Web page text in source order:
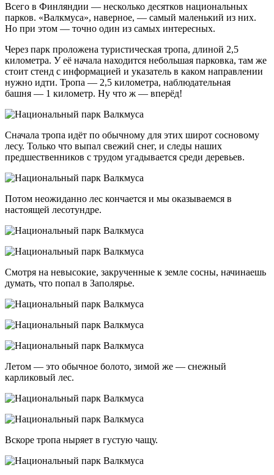
Всего в Финляндии — несколько десятков национальных
парков. «Валкмуса», наверное, — самый маленький из них.
Но при этом — точно один из самых интересных.
Через парк проложена туристическая тропа, длиной 2,5
километра. У её начала находится небольшая парковка, там же
стоит стенд с информацией и указатель в каком направлении
нужно идти. Тропа — 2,5 километра, наблюдательная
башня — 1 километр. Ну что ж — вперёд!
Сначала тропа идёт по обычному для этих широт сосновому
лесу. Только что выпал свежий снег, и следы наших
предшественников с трудом угадывается среди деревьев.
Потом неожиданно лес кончается и мы оказываемся в
настоящей лесотундре.
Смотря на невысокие, закрученные к земле сосны, начинаешь
думать, что попал в Заполярье.
Летом — это обычное болото, зимой же — снежный
карликовый лес.
Вскоре тропа ныряет в густую чащу.